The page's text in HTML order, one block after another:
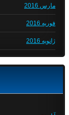
مارس 2016
فوریه 2016
ژانویه 2016